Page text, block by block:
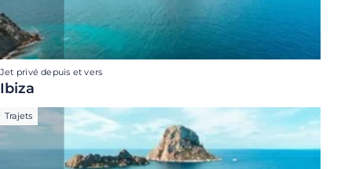
Jet privé depuis et vers
Ibiza
Trajets